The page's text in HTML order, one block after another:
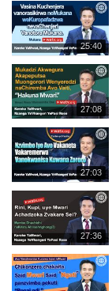
시
간
재
생
시
간
25:40
재
생
시
간
27:08
재
생
시
간
27:03
재
생
시
간
27:36